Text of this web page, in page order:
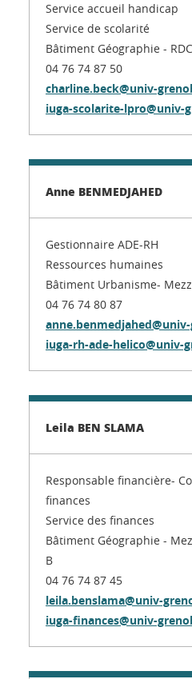
Service accueil handicap
Service de scolarité
Bâtiment Géographie -
04 76 74 87 50
charline.beck@univ-
iuga-scolarite-lpro@univ-
Anne BENMEDJAHED
Gestionnaire ADE-RH
Ressources humaines
Bâtiment Urbanisme-
04 76 74 80 87
iuga-rh-ade-helico@univ-
Leila BEN SLAMA
Responsable financière-
finances
Service des finances
Bâtiment Géographie -
B
04 76 74 87 45
leila.benslama@univ-
iuga-finances@univ-